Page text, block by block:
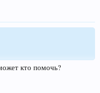
кто помочь?